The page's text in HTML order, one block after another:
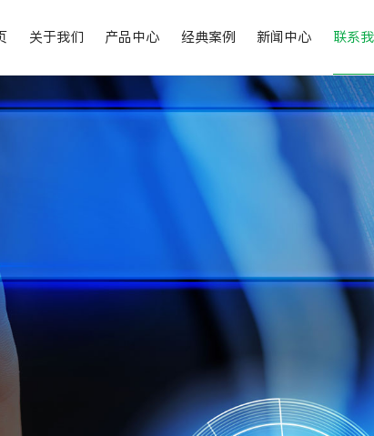
关于我们 产品中心 经典案例 新闻中心 联系